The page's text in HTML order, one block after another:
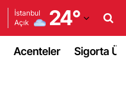
İstanbul
Açık
24°
Adana
Acenteler Sigorta